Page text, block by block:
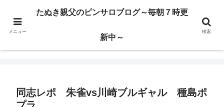
ハードサービス嬢を求めて3000回ピンサロで遊んだ親父
たぬき親父のピンサロブログ～毎朝７時更新中～
同志レポ 朱雀vs川崎ブルギャル 種島ポ
メニュー
たぬき親父のピンサロブログ～毎朝７時更
新中～
検索